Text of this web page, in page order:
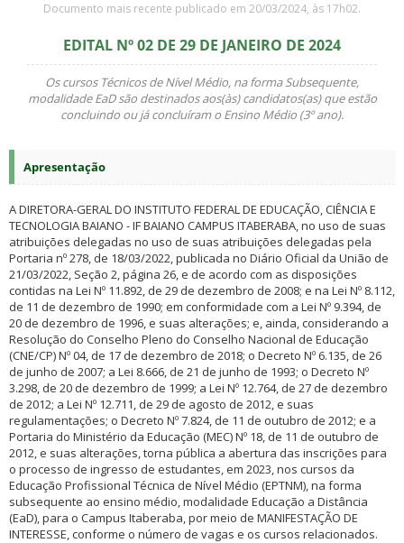
Documento mais recente publicado em 20/03/2024, às 17h02.
EDITAL Nº 02 DE 29 DE JANEIRO DE 2024
Os cursos Técnicos de Nível Médio, na forma Subsequente,
modalidade EaD são destinados aos(às) candidatos(as) que estão
concluindo ou já concluíram o Ensino Médio (3º ano).
Apresentação
A DIRETORA-GERAL DO INSTITUTO FEDERAL DE EDUCAÇÃO, CIÊNCIA E
TECNOLOGIA BAIANO - IF BAIANO CAMPUS ITABERABA, no uso de suas
atribuições delegadas no uso de suas atribuições delegadas pela
Portaria nº 278, de 18/03/2022, publicada no Diário Oficial da União de
21/03/2022, Seção 2, página 26, e de acordo com as disposições
contidas na Lei Nº 11.892, de 29 de dezembro de 2008; e na Lei Nº 8.112,
de 11 de dezembro de 1990; em conformidade com a Lei Nº 9.394, de
20 de dezembro de 1996, e suas alterações; e, ainda, considerando a
Resolução do Conselho Pleno do Conselho Nacional de Educação
(CNE/CP) Nº 04, de 17 de dezembro de 2018; o Decreto Nº 6.135, de 26
de junho de 2007; a Lei 8.666, de 21 de junho de 1993; o Decreto Nº
3.298, de 20 de dezembro de 1999; a Lei Nº 12.764, de 27 de dezembro
de 2012; a Lei Nº 12.711, de 29 de agosto de 2012, e suas
regulamentações; o Decreto Nº 7.824, de 11 de outubro de 2012; e a
Portaria do Ministério da Educação (MEC) Nº 18, de 11 de outubro de
2012, e suas alterações, torna pública a abertura das inscrições para
o processo de ingresso de estudantes, em 2023, nos cursos da
Educação Profissional Técnica de Nível Médio (EPTNM), na forma
subsequente ao ensino médio, modalidade Educação a Distância
(EaD), para o Campus Itaberaba, por meio de MANIFESTAÇÃO DE
INTERESSE, conforme o número de vagas e os cursos relacionados.